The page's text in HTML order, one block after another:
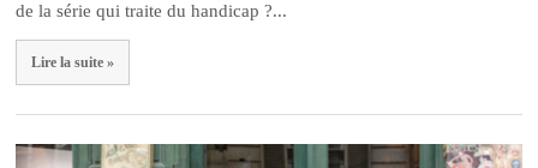
de la série qui traite du handicap ?...
Lire la suite »